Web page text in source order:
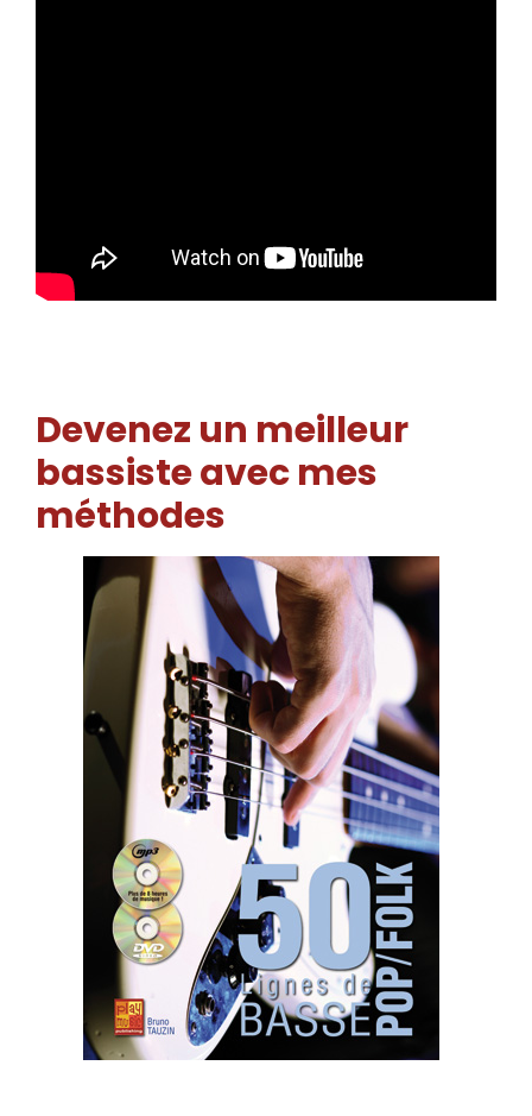
Devenez un meilleur
bassiste avec mes
méthodes